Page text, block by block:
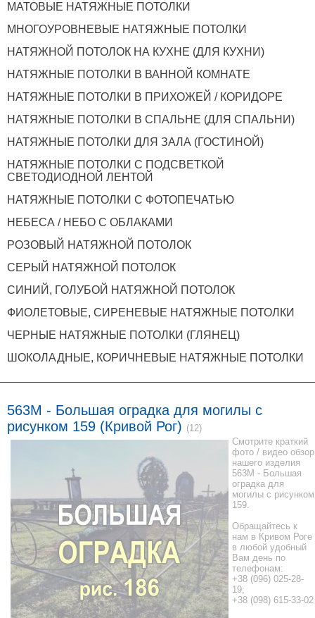
МАТОВЫЕ НАТЯЖНЫЕ ПОТОЛКИ
МНОГОУРОВНЕВЫЕ НАТЯЖНЫЕ ПОТОЛКИ
НАТЯЖНОЙ ПОТОЛОК НА КУХНЕ (ДЛЯ КУХНИ)
НАТЯЖНЫЕ ПОТОЛКИ В ВАННОЙ КОМНАТЕ
НАТЯЖНЫЕ ПОТОЛКИ В ПРИХОЖЕЙ / КОРИДОРЕ
НАТЯЖНЫЕ ПОТОЛКИ В СПАЛЬНЕ (ДЛЯ СПАЛЬНИ)
НАТЯЖНЫЕ ПОТОЛКИ ДЛЯ ЗАЛА (ГОСТИНОЙ)
НАТЯЖНЫЕ ПОТОЛКИ С ПОДСВЕТКОЙ
СВЕТОДИОДНОЙ ЛЕНТОЙ
НАТЯЖНЫЕ ПОТОЛКИ С ФОТОПЕЧАТЬЮ
НЕБЕСА / НЕБО С ОБЛАКАМИ
РОЗОВЫЙ НАТЯЖНОЙ ПОТОЛОК
СЕРЫЙ НАТЯЖНОЙ ПОТОЛОК
СИНИЙ, ГОЛУБОЙ НАТЯЖНОЙ ПОТОЛОК
ФИОЛЕТОВЫЕ, СИРЕНЕВЫЕ НАТЯЖНЫЕ ПОТОЛКИ
ЧЕРНЫЕ НАТЯЖНЫЕ ПОТОЛКИ (ГЛЯНЕЦ)
ШОКОЛАДНЫЕ, КОРИЧНЕВЫЕ НАТЯЖНЫЕ ПОТОЛКИ
563M - Большая оградка для могилы с
рисунком 159 (Кривой Рог) (12)
Смотрите краткий
фото / видео обзор
нашего изделия
563M - Большая
оградка для
могилы с рисунком
159.
Обращайтесь к
нам в Кривом Роге
в любой удобный
Вам день по
телефонам:
+38 (096) 025-28-
19;
+38 (098) 615-33-02